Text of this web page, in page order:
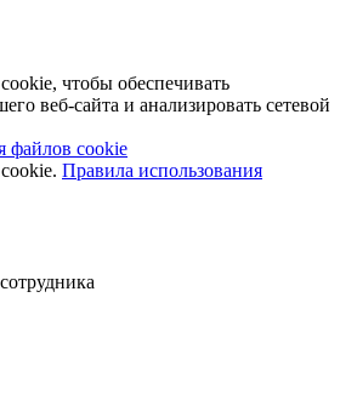
чтобы обеспечивать
веб-сайта и анализировать сетевой
файлов cookie
Правила использования